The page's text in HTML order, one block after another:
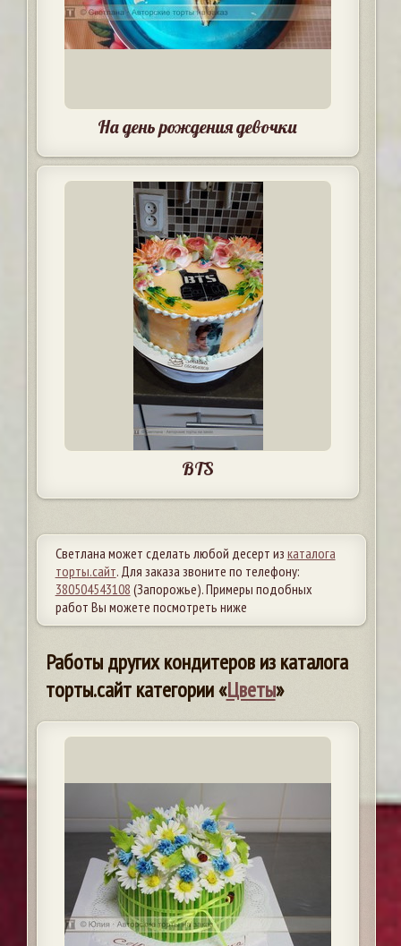
На день рождения девочки
BTS
Светлана может сделать любой десерт из каталога
торты.сайт. Для заказа звоните по телефону:
380504543108 (Запорожье). Примеры подобных
работ Вы можете посмотреть ниже
Работы других кондитеров из каталога
торты.сайт категории «Цветы»